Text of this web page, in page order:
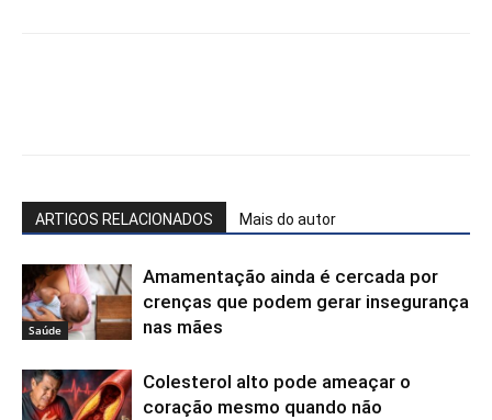
ARTIGOS RELACIONADOS Mais do autor
Saúde
Amamentação ainda é cercada por
crenças que podem gerar insegurança
nas mães
Colesterol alto pode ameaçar o
coração mesmo quando não